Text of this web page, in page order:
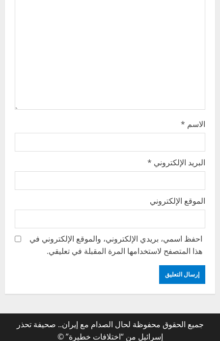
n
الاسم *
البريد الإلكتروني *
الموقع الإلكتروني
احفظ اسمي، بريدي الإلكتروني، والموقع الإلكتروني في
هذا المتصفح لاستخدامها المرة المقبلة في تعليقي.
جميع الحقوق محفوظة لحال الصدام مع إيران.. صحيفة تحذر
إسرائيل من “اختلافات خطيرة” ©